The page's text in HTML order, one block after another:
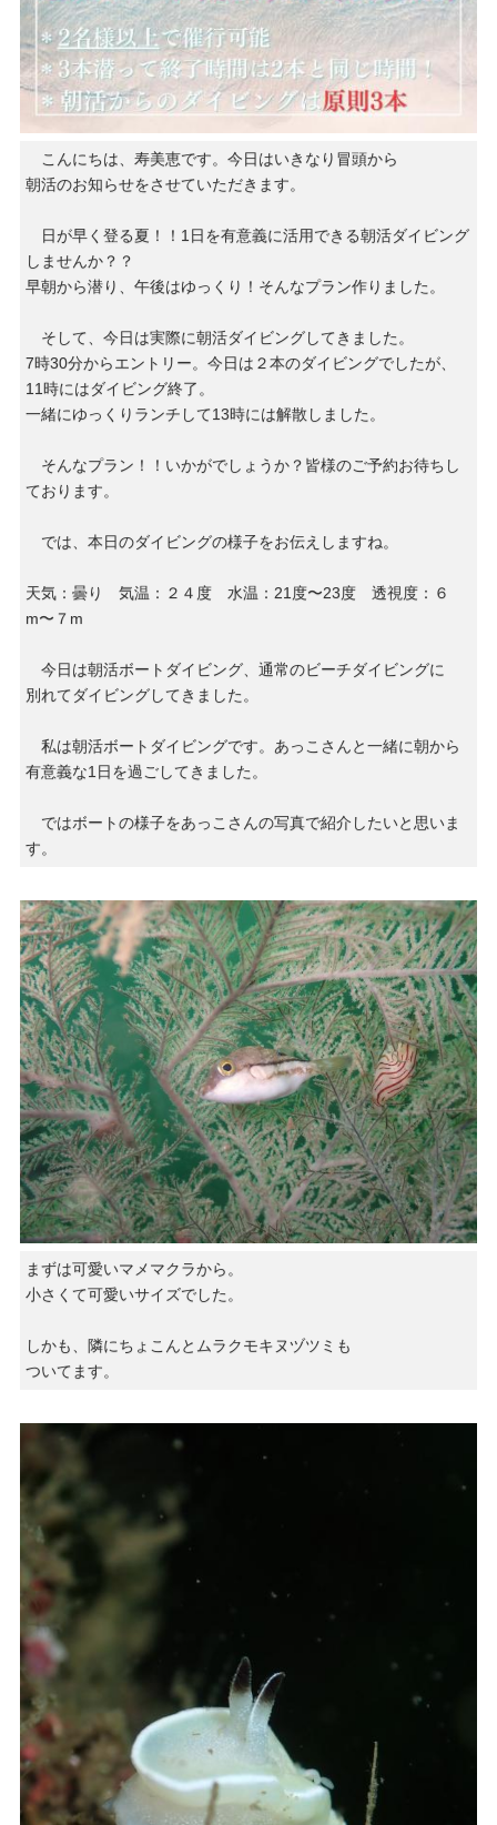
こんにちは、寿美恵です。今日はいきなり冒頭から
朝活のお知らせをさせていただきます。
日が早く登る夏！！1日を有意義に活用できる朝活ダイビング
しませんか？？
早朝から潜り、午後はゆっくり！そんなプラン作りました。
そして、今日は実際に朝活ダイビングしてきました。
7時30分からエントリー。今日は２本のダイビングでしたが、
11時にはダイビング終了。
一緒にゆっくりランチして13時には解散しました。
そんなプラン！！いかがでしょうか？皆様のご予約お待ちし
ております。
では、本日のダイビングの様子をお伝えしますね。
天気：曇り 気温：２４度 水温：21度〜23度 透視度：６
m〜７m
今日は朝活ボートダイビング、通常のビーチダイビングに
別れてダイビングしてきました。
私は朝活ボートダイビングです。あっこさんと一緒に朝から
有意義な1日を過ごしてきました。
ではボートの様子をあっこさんの写真で紹介したいと思いま
す。
まずは可愛いマメマクラから。
小さくて可愛いサイズでした。
しかも、隣にちょこんとムラクモキヌヅツミも
ついてます。